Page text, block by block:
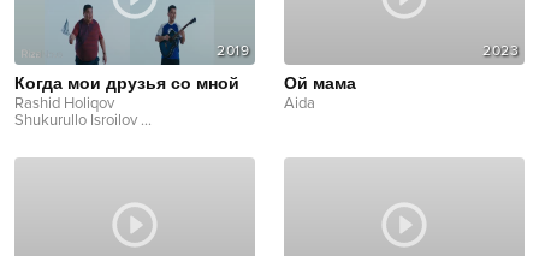
2019
Когда мои друзья со мной
Rashid Holiqov
Shukurullo Isroilov ...
2023
Ой мама
Aida